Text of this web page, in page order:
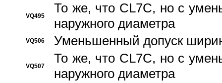
VQ495
То же, что CL7C, но с
наружного диаметра
VQ506 Уменьшенный допуск
VQ507
То же, что CL7C, но с
наружного диаметра